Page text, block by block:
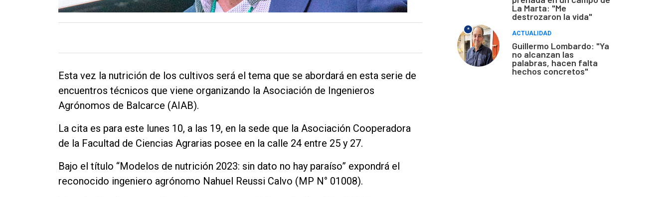
Esta vez la nutrición de los cultivos será el tema que se abordará en esta serie de
encuentros técnicos que viene organizando la Asociación de Ingenieros
Agrónomos de Balcarce (AIAB).
La cita es para este lunes 10, a las 19, en la sede que la Asociación Cooperadora
de la Facultad de Ciencias Agrarias posee en la calle 24 entre 25 y 27.
Bajo el título “Modelos de nutrición 2023: sin dato no hay paraíso” expondrá el
reconocido ingeniero agrónomo Nahuel Reussi Calvo (MP N° 01008).
La Marta: "Me
destrozaron la vida"
*
ACTUALIDAD
Guillermo Lombardo: "Ya
no alcanzan las
palabras, hacen falta
hechos concretos"